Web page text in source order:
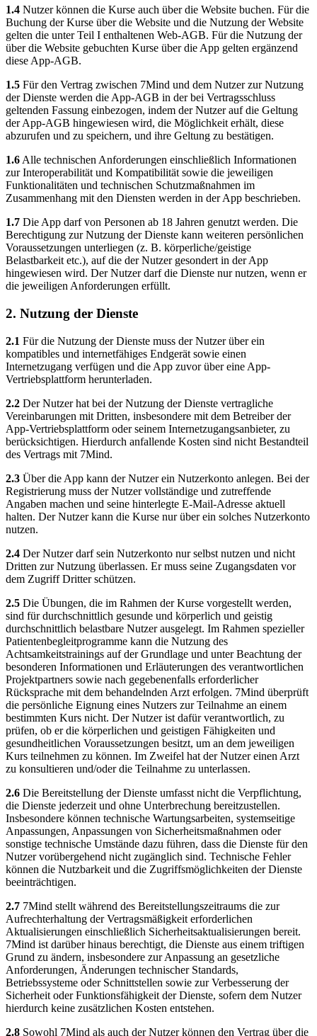
1.4 Nutzer können die Kurse auch über die Website buchen. Für die
Buchung der Kurse über die Website und die Nutzung der Website
gelten die unter Teil I enthaltenen Web-AGB. Für die Nutzung der
über die Website gebuchten Kurse über die App gelten ergänzend
diese App-AGB.
1.5 Für den Vertrag zwischen 7Mind und dem Nutzer zur Nutzung
der Dienste werden die App-AGB in der bei Vertragsschluss
geltenden Fassung einbezogen, indem der Nutzer auf die Geltung
der App-AGB hingewiesen wird, die Möglichkeit erhält, diese
abzurufen und zu speichern, und ihre Geltung zu bestätigen.
1.6Alle technischen Anforderungen einschließlich Informationen
zur Interoperabilität und Kompatibilität sowie die jeweiligen
Funktionalitäten und technischen Schutzmaßnahmen im
Zusammenhang mit den Diensten werden in der App beschrieben.
1.7 Die App darf von Personen ab 18 Jahren genutzt werden. Die
Berechtigung zur Nutzung der Dienste kann weiteren persönlichen
Voraussetzungen unterliegen (z. B. körperliche/geistige
Belastbarkeit etc.), auf die der Nutzer gesondert in der App
hingewiesen wird. Der Nutzer darf die Dienste nur nutzen, wenn er
die jeweiligen Anforderungen erfüllt.
2. Nutzung der Dienste
2.1 Für die Nutzung der Dienste muss der Nutzer über ein
kompatibles und internetfähiges Endgerät sowie einen
Internetzugang verfügen und die App zuvor über eine App-
Vertriebsplattform herunterladen.
2.2 Der Nutzer hat bei der Nutzung der Dienste vertragliche
Vereinbarungen mit Dritten, insbesondere mit dem Betreiber der
App-Vertriebsplattform oder seinem Internetzugangsanbieter, zu
berücksichtigen. Hierdurch anfallende Kosten sind nicht Bestandteil
des Vertrags mit 7Mind.
2.3 Über die App kann der Nutzer ein Nutzerkonto anlegen. Bei der
Registrierung muss der Nutzer vollständige und zutreffende
Angaben machen und seine hinterlegte E-Mail-Adresse aktuell
halten. Der Nutzer kann die Kurse nur über ein solches Nutzerkonto
nutzen.
2.4 Der Nutzer darf sein Nutzerkonto nur selbst nutzen und nicht
Dritten zur Nutzung überlassen. Er muss seine Zugangsdaten vor
dem Zugriff Dritter schützen.
2.5 Die Übungen, die im Rahmen der Kurse vorgestellt werden,
sind für durchschnittlich gesunde und körperlich und geistig
durchschnittlich belastbare Nutzer ausgelegt. Im Rahmen spezieller
Patientenbegleitprogramme kann die Nutzung des
Achtsamkeitstrainings auf der Grundlage und unter Beachtung der
besonderen Informationen und Erläuterungen des verantwortlichen
Projektpartners sowie nach gegebenenfalls erforderlicher
Rücksprache mit dem behandelnden Arzt erfolgen. 7Mind überprüft
die persönliche Eignung eines Nutzers zur Teilnahme an einem
bestimmten Kurs nicht. Der Nutzer ist dafür verantwortlich, zu
prüfen, ob er die körperlichen und geistigen Fähigkeiten und
gesundheitlichen Voraussetzungen besitzt, um an dem jeweiligen
Kurs teilnehmen zu können. Im Zweifel hat der Nutzer einen Arzt
zu konsultieren und/oder die Teilnahme zu unterlassen.
2.6 Die Bereitstellung der Dienste umfasst nicht die Verpflichtung,
die Dienste jederzeit und ohne Unterbrechung bereitzustellen.
Insbesondere können technische Wartungsarbeiten, systemseitige
Anpassungen, Anpassungen von Sicherheitsmaßnahmen oder
sonstige technische Umstände dazu führen, dass die Dienste für den
Nutzer vorübergehend nicht zugänglich sind. Technische Fehler
können die Nutzbarkeit und die Zugriffsmöglichkeiten der Dienste
beeinträchtigen.
2.7 7Mind stellt während des Bereitstellungszeitraums die zur
Aufrechterhaltung der Vertragsmäßigkeit erforderlichen
Aktualisierungen einschließlich Sicherheitsaktualisierungen bereit.
7Mind ist darüber hinaus berechtigt, die Dienste aus einem triftigen
Grund zu ändern, insbesondere zur Anpassung an gesetzliche
Anforderungen, Änderungen technischer Standards,
Betriebssysteme oder Schnittstellen sowie zur Verbesserung der
Sicherheit oder Funktionsfähigkeit der Dienste, sofern dem Nutzer
hierdurch keine zusätzlichen Kosten entstehen.
2.8 Sowohl 7Mind als auch der Nutzer können den Vertrag über die